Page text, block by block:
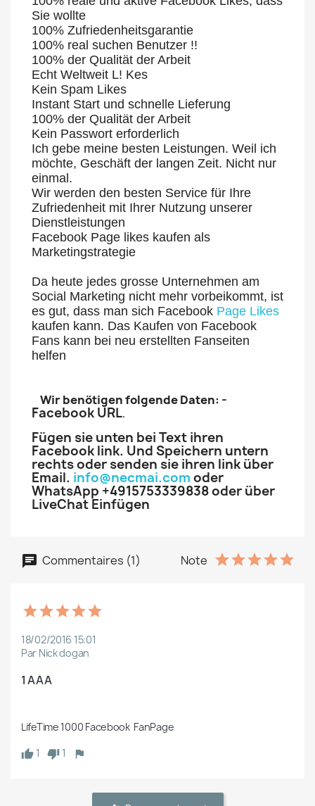
Sie wollte
100% Zufriedenheitsgarantie
100% real suchen Benutzer !!
100% der Qualität der Arbeit
Echt Weltweit L! Kes
Kein Spam Likes
Instant Start und schnelle Lieferung
100% der Qualität der Arbeit
Kein Passwort erforderlich
Ich gebe meine besten Leistungen. Weil ich
möchte, Geschäft der langen Zeit. Nicht nur
einmal.
Wir werden den besten Service für Ihre
Zufriedenheit mit Ihrer Nutzung unserer
Dienstleistungen
Facebook Page likes kaufen als
Marketingstrategie
Da heute jedes grosse Unternehmen am
Social Marketing nicht mehr vorbeikommt, ist
es gut, dass man sich Facebook Page Likes
kaufen kann. Das Kaufen von Facebook
Fans kann bei neu erstellten Fanseiten
helfen
Wir benötigen folgende Daten: -
Facebook URL.
Fügen sie unten bei Text ihren
Facebook link. Und Speichern untern
rechts oder senden sie ihren link über
Email. info@necmai.com oder
WhatsApp +4915753339838 oder über
LiveChat Einfügen
Commentaires (1) Note
18/02/2016 15:01
Par Nick dogan
1 AAA
LifeTime 1000 Facebook  FanPage
1
1